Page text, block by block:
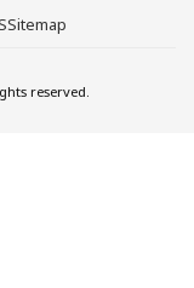
Sitemap
reserved.